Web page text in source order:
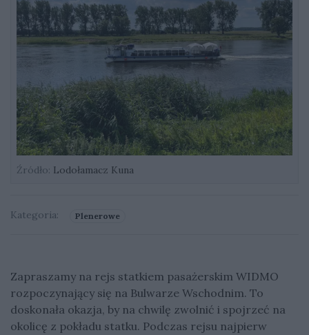
Źródło: Lodołamacz Kuna
Kategoria: Plenerowe
Zapraszamy na rejs statkiem pasażerskim WIDMO
rozpoczynający się na Bulwarze Wschodnim. To
doskonała okazja, by na chwilę zwolnić i spojrzeć na
okolicę z pokładu statku. Podczas rejsu najpierw